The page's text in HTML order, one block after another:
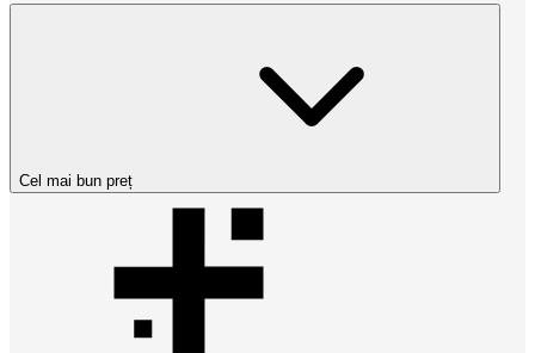
Cel mai bun preț